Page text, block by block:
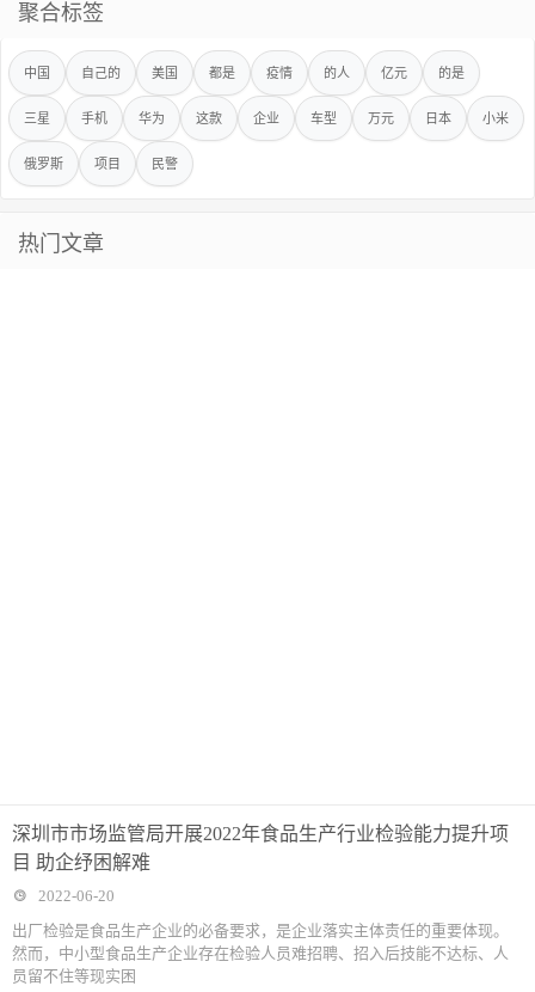
聚合标签
中国 自己的 美国 都是 疫情 的人 亿元 的是
三星 手机 华为 这款 企业 车型 万元 日本 小米
俄罗斯 项目 民警
热门文章
深圳市市场监管局开展2022年食品生产行业检验能力提升项
目 助企纾困解难
2022-06-20
出厂检验是食品生产企业的必备要求，是企业落实主体责任的重要体现。
然而，中小型食品生产企业存在检验人员难招聘、招入后技能不达标、人
员留不住等现实困